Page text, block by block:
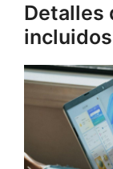
Detalles
incluidos